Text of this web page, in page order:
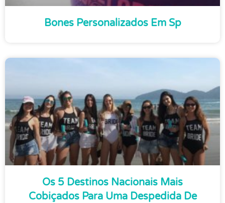
Bones Personalizados Em Sp
Os 5 Destinos Nacionais Mais
Cobiçados Para Uma Despedida De